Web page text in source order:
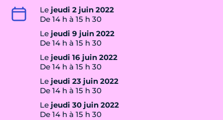
Le jeudi 2 juin 2022
De 14 h à 15 h 30
Le jeudi 9 juin 2022
De 14 h à 15 h 30
Le jeudi 16 juin 2022
De 14 h à 15 h 30
Le jeudi 23 juin 2022
De 14 h à 15 h 30
Le jeudi 30 juin 2022
De 14 h à 15 h 30